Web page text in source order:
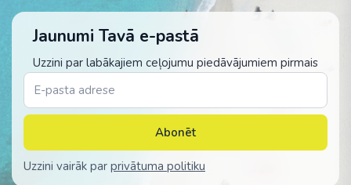
Jaunumi Tavā e-pastā
Uzzini par labākajiem ceļojumu piedāvājumiem pirmais
Abonēt
Uzzini vairāk par privātuma politiku